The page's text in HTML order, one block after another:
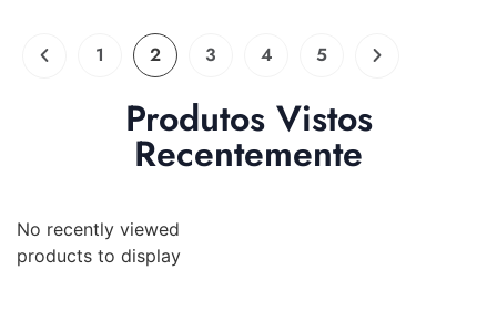
1 2 3 4 5
Produtos Vistos
Recentemente
No recently viewed
products to display